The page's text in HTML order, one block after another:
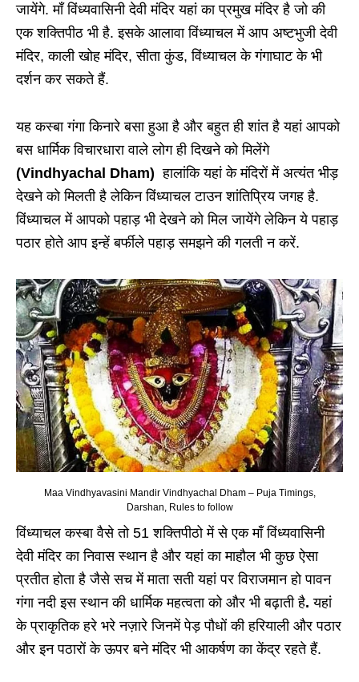
जायेंगे. माँ विंध्यवासिनी देवी मंदिर यहां का प्रमुख मंदिर है जो की
एक शक्तिपीठ भी है. इसके आलावा विंध्याचल में आप अष्टभुजी देवी
मंदिर, काली खोह मंदिर, सीता कुंड, विंध्याचल के गंगाघाट के भी
दर्शन कर सकते हैं.
यह कस्बा गंगा किनारे बसा हुआ है और बहुत ही शांत है यहां आपको
बस धार्मिक विचारधारा वाले लोग ही दिखने को मिलेंगे
(Vindhyachal Dham) हालांकि यहां के मंदिरों में अत्यंत भीड़
देखने को मिलती है लेकिन विंध्याचल टाउन शांतिप्रिय जगह है.
विंध्याचल में आपको पहाड़ भी देखने को मिल जायेंगे लेकिन ये पहाड़
पठार होते आप इन्हें बर्फीले पहाड़ समझने की गलती न करें.
Maa Vindhyavasini Mandir Vindhyachal Dham – Puja Timings,
Darshan, Rules to follow
विंध्याचल कस्बा वैसे तो 51 शक्तिपीठो में से एक माँ विंध्यवासिनी
देवी मंदिर का निवास स्थान है और यहां का माहौल भी कुछ ऐसा
प्रतीत होता है जैसे सच में माता सती यहां पर विराजमान हो पावन
गंगा नदी इस स्थान की धार्मिक महत्वता को और भी बढ़ाती है.यहां
के प्राकृतिक हरे भरे नज़ारे जिनमें पेड़ पौधों की हरियाली और पठार
और इन पठारों के ऊपर बने मंदिर भी आकर्षण का केंद्र रहते हैं.